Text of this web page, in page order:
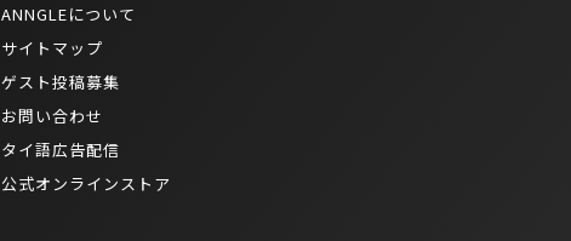
ANNGLEについて
サイトマップ
ゲスト投稿募集
お問い合わせ
タイ語広告配信
公式オンラインストア